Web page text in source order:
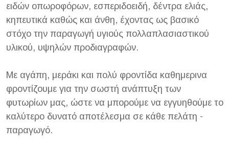
ειδών οπωροφόρων, εσπεριδοειδή, δέντρα ελιάς,
κηπευτικά καθώς και άνθη, έχοντας ως βασικό
στόχο την παραγωγή υγιούς πολλαπλασιαστικού
υλικού, υψηλών προδιαγραφών.
Με αγάπη, μεράκι και πολύ φροντίδα καθημερινα
φροντίζουμε για την σωστή ανάπτυξη των
φυτωρίων μας, ώστε να μπορούμε να εγγυηθούμε το
καλύτερο δυνατό αποτέλεσμα σε κάθε πελάτη -
παραγωγό.